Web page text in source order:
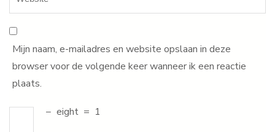
Mijn naam, e-mailadres en website opslaan in deze
browser voor de volgende keer wanneer ik een reactie
plaats.
− eight = 1